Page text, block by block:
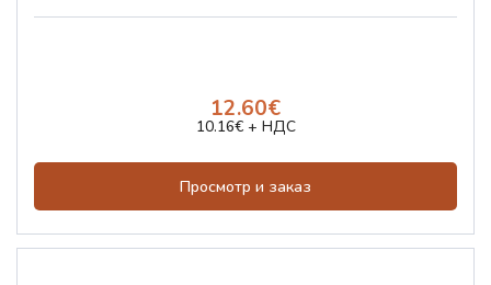
12.60€
10.16€ + НДС
Просмотр и заказ